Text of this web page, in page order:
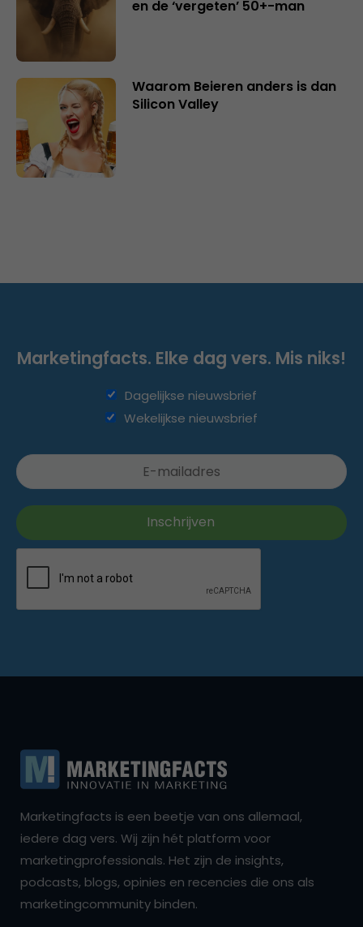
en de ‘vergeten’ 50+-man
Waarom Beieren anders is dan
Silicon Valley
Marketingfacts. Elke dag vers. Mis niks!
Dagelijkse nieuwsbrief
Wekelijkse nieuwsbrief
Marketingfacts is een beetje van ons allemaal,
iedere dag vers. Wij zijn hét platform voor
marketingprofessionals. Het zijn de insights,
podcasts, blogs, opinies en recencies die ons als
marketingcommunity binden.